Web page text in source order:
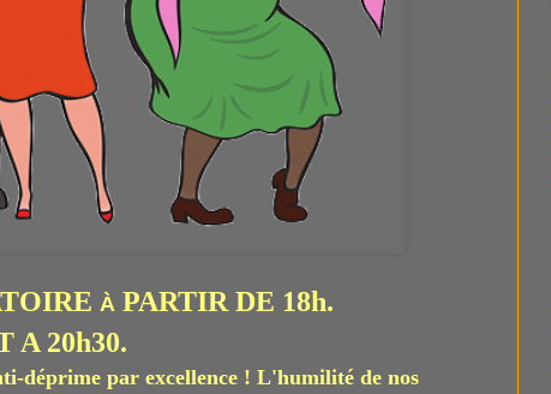
À PARTIR DE 18h.
A 20h30.
déprime par excellence ! L'humilité de nos